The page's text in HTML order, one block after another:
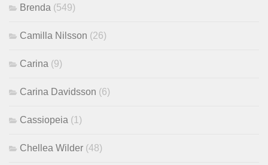
Brenda (549)
Camilla Nilsson (26)
Carina (9)
Carina Davidsson (6)
Cassiopeia (1)
Chellea Wilder (48)